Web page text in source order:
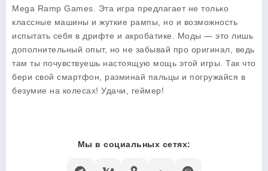
Mega Ramp Games . Эта игра предлагает не только
классные машины и жуткие рампы, но и возможность
испытать себя в дрифте и акробатике. Моды — это лишь
дополнительный опыт, но не забывай про оригинал, ведь
там ты почувствуешь настоящую мощь этой игры. Так что
бери свой смартфон, разминай пальцы и погружайся в
безумие на колесах! Удачи, геймер!
Мы в социальных сетях: